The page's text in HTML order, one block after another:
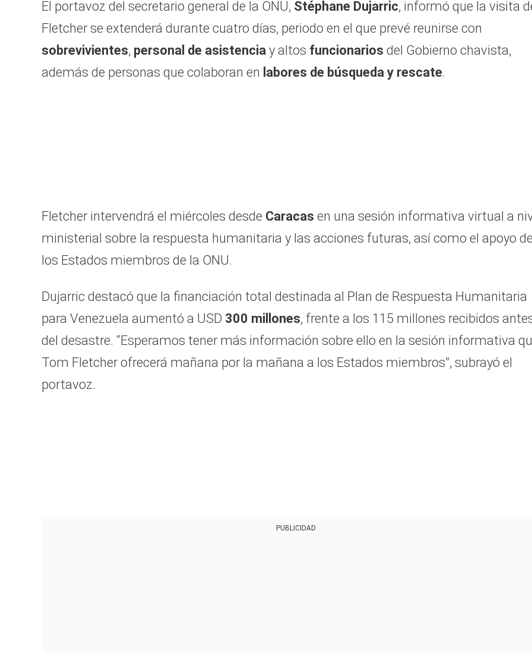
El portavoz del secretario general de la ONU, Stéphane Dujarric, informó que la visita
Fletcher se extenderá durante cuatro días, periodo en el que prevé reunirse con
sobrevivientes, personal de asistencia y altos funcionarios del Gobierno chavista,
además de personas que colaboran en labores de búsqueda y rescate.
Fletcher intervendrá el miércoles desde Caracas en una sesión informativa virtual a
ministerial sobre la respuesta humanitaria y las acciones futuras, así como el apoyo
los Estados miembros de la ONU.
Dujarric destacó que la financiación total destinada al Plan de Respuesta Humanitaria
para Venezuela aumentó a USD 300 millones, frente a los 115 millones recibidos
del desastre. “Esperamos tener más información sobre ello en la sesión informativa
Tom Fletcher ofrecerá mañana por la mañana a los Estados miembros”, subrayó el
portavoz.
PUBLICIDAD